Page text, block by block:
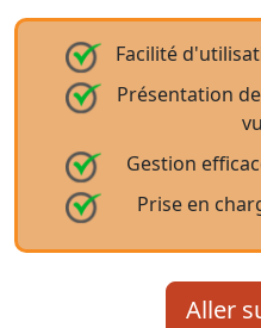
Facilité
Présentation
Gestion
Prise en
Aller